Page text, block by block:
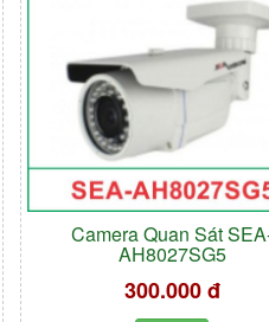
Camera Quan Sát
AH8027SG5
300.000 đ